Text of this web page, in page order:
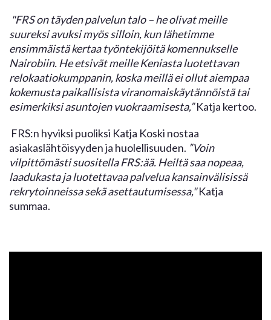
"FRS on täyden palvelun talo – he olivat meille
suureksi avuksi myös silloin, kun lähetimme
ensimmäistä kertaa työntekijöitä komennukselle
Nairobiin. He etsivät meille Keniasta luotettavan
relokaatiokumppanin, koska meillä ei ollut aiempaa
kokemusta paikallisista viranomaiskäytännöistä tai
esimerkiksi asuntojen vuokraamisesta,”Katja kertoo.
FRS:n hyviksi puoliksi Katja Koski nostaa
asiakaslähtöisyyden ja huolellisuuden. ”Voin
vilpittömästi suositella FRS:ää. Heiltä saa nopeaa,
laadukasta ja luotettavaa palvelua kansainvälisissä
rekrytoinneissa sekä asettautumisessa,"Katja
summaa.